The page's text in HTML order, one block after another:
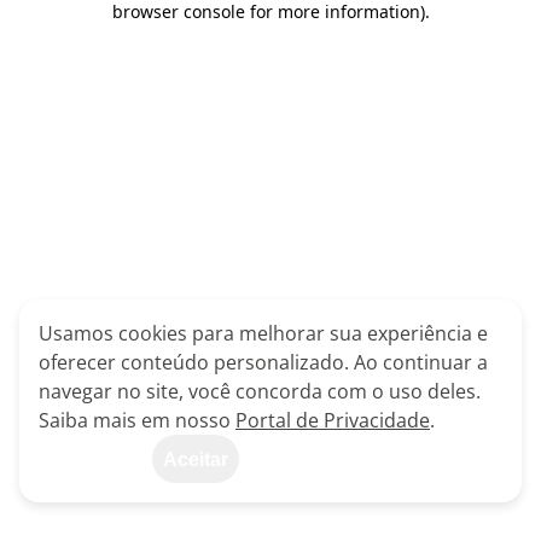
browser console for more information).
Usamos cookies para melhorar sua experiência e
oferecer conteúdo personalizado. Ao continuar a
navegar no site, você concorda com o uso deles.
Saiba mais em nosso Portal de Privacidade.